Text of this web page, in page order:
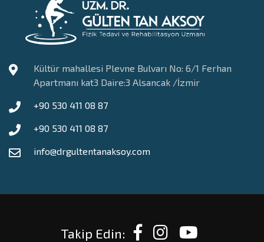
Kültür mahallesi Plevne Bulvarı No: 6/1 Ferhan
Apartmanı kat3 Daire:3 Alsancak /İzmir
+90 530 411 08 87
+90 530 411 08 87
info@drgultentanaksoy.com
Takip Edin: